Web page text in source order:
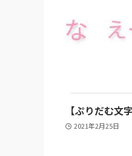
【ぷりだむ文
2021年2月25日